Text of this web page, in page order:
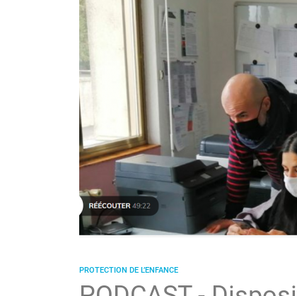
PROTECTION DE L’ENFANCE